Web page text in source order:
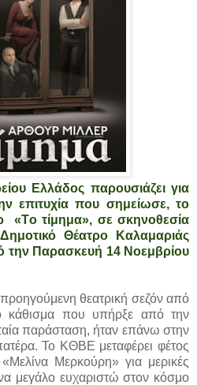
Ελλάδος παρουσιάζει για
επιτυχία που σημείωσε, το
«Tο τίμημα», σε σκηνοθεσία
Δημοτικό Θέατρο Καλαμαριάς
την Παρασκευή 14 Νοεμβρίου
θεατρική σεζόν από
που υπήρξε από την
παράσταση, ήταν επάνω στην
Το ΚΘΒΕ μεταφέρει φέτος
Μερκούρη» για μερικές
μεγάλο ευχαριστώ στον κόσμο